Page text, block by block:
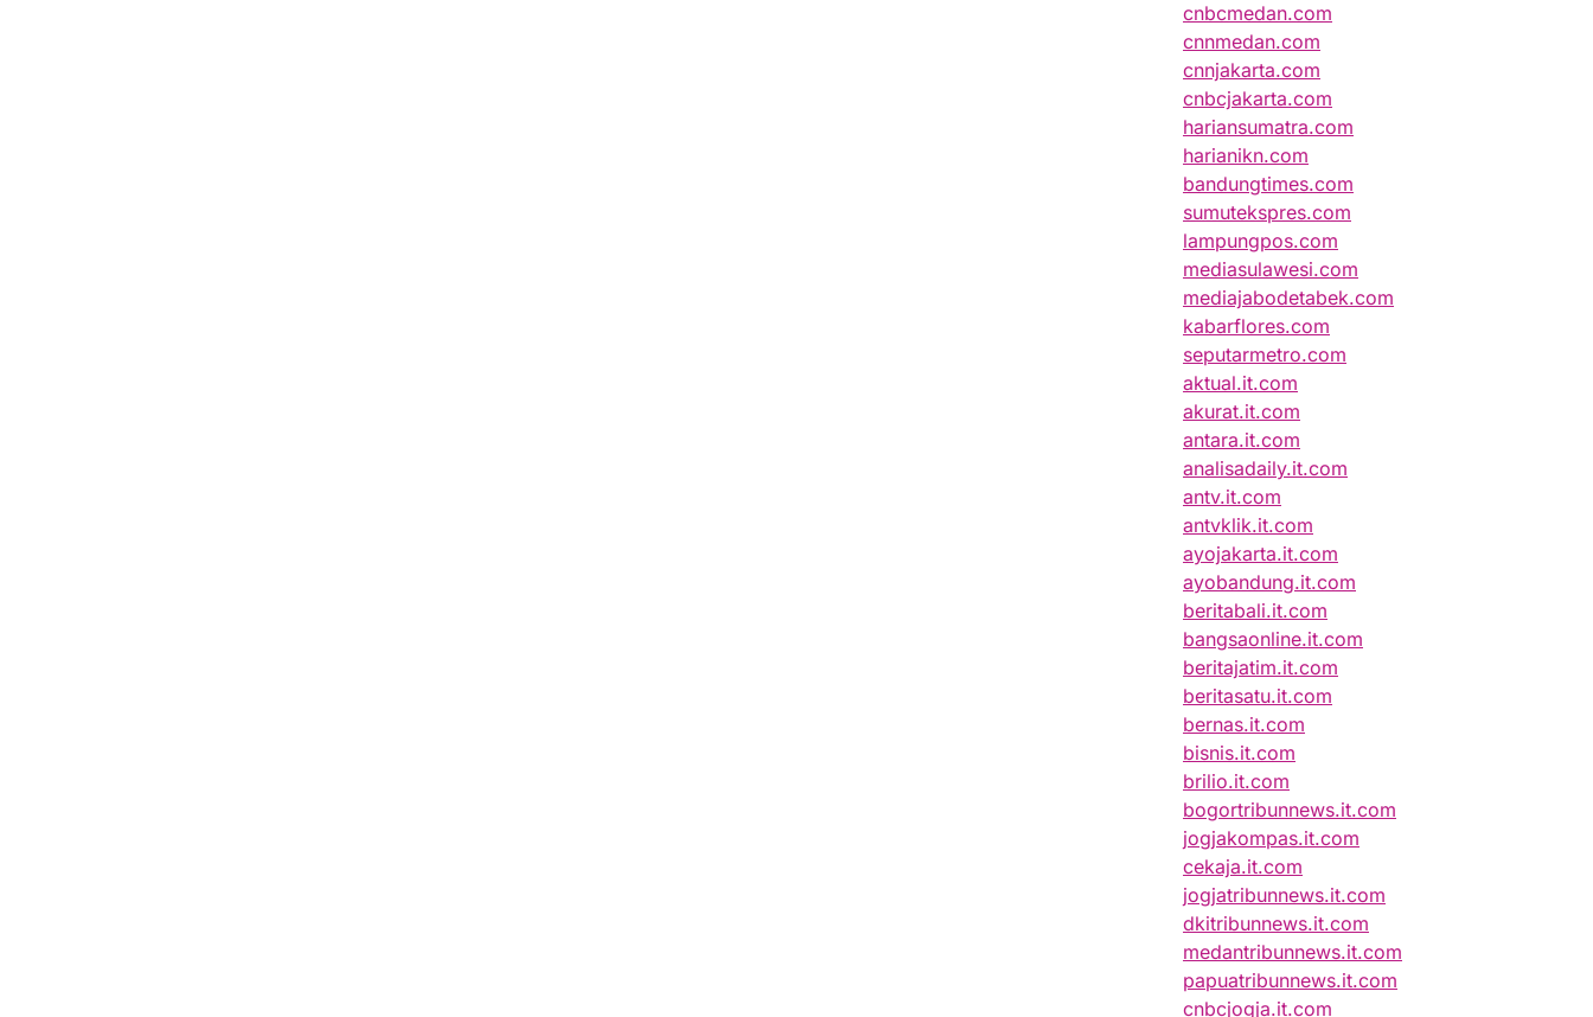
cnbcmedan.com
cnnmedan.com
cnnjakarta.com
cnbcjakarta.com
hariansumatra.com
harianikn.com
bandungtimes.com
sumutekspres.com
lampungpos.com
mediasulawesi.com
mediajabodetabek.com
kabarflores.com
seputarmetro.com
aktual.it.com
akurat.it.com
antara.it.com
analisadaily.it.com
antv.it.com
antvklik.it.com
ayojakarta.it.com
ayobandung.it.com
beritabali.it.com
bangsaonline.it.com
beritajatim.it.com
beritasatu.it.com
bernas.it.com
bisnis.it.com
brilio.it.com
bogortribunnews.it.com
jogjakompas.it.com
cekaja.it.com
jogjatribunnews.it.com
dkitribunnews.it.com
medantribunnews.it.com
papuatribunnews.it.com
cnbcjogja.it.com